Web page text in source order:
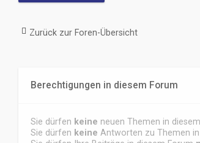
Zurück zur Foren-Übersicht
Berechtigungen in diesem Forum
Sie dürfen keine neuen Themen in
Sie dürfen keine Antworten zu Themen